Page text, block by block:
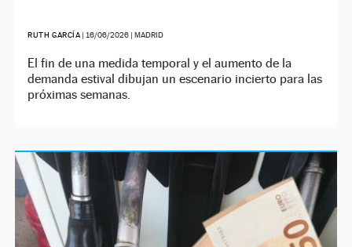
RUTH GARCÍA | 16/06/2026 | MADRID
El fin de una medida temporal y el aumento de la
demanda estival dibujan un escenario incierto para las
próximas semanas.